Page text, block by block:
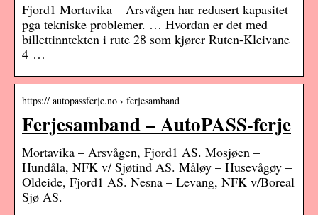
Fjord1 Mortavika – Arsvågen har redusert kapasitet
pga tekniske problemer. … Hvordan er det med
billettinntekten i rute 28 som kjører Ruten-Kleivane
4 …
https:// autopassferje.no › ferjesamband
Ferjesamband – AutoPASS-ferje
Mortavika – Arsvågen, Fjord1 AS. Mosjøen –
Hundåla, NFK v/ Sjøtind AS. Måløy – Husevågøy –
Oldeide, Fjord1 AS. Nesna – Levang, NFK v/Boreal
Sjø AS.